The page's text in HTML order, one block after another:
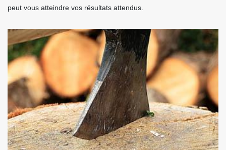
peut vous atteindre vos résultats attendus.